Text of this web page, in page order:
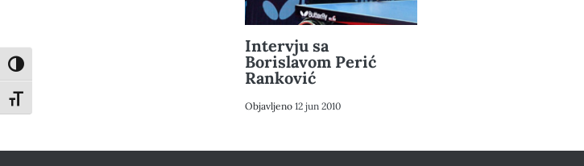
Toggle High Contrast
Toggle Font size
Intervju sa
Borislavom Perić
Ranković
Objavljeno 12 jun 2010